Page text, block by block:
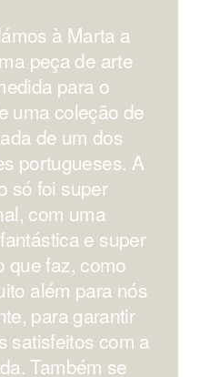
à Marta a
peça de arte
para o
uma coleção de
de um dos
portugueses. A
só foi super
com uma
e super
que faz, como
além para nós
para garantir
satisfeitos com a
Também se